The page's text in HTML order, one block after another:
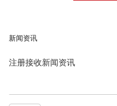
新闻资讯
注册接收新闻资讯